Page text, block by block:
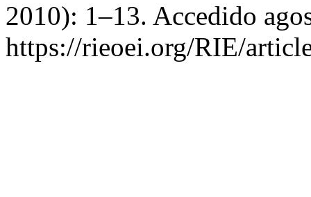
2010): 1–13. Accedido
https://rieoei.org/RIE/